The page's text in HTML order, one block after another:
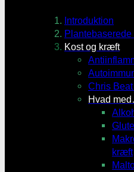
Introduktion
Kost og kræft
Chris
Hvad
kræft